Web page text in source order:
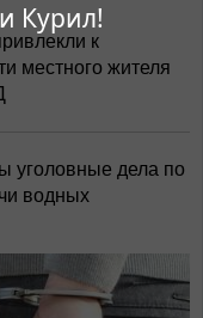
Курил!
к
местного жителя
уголовные дела по
водных